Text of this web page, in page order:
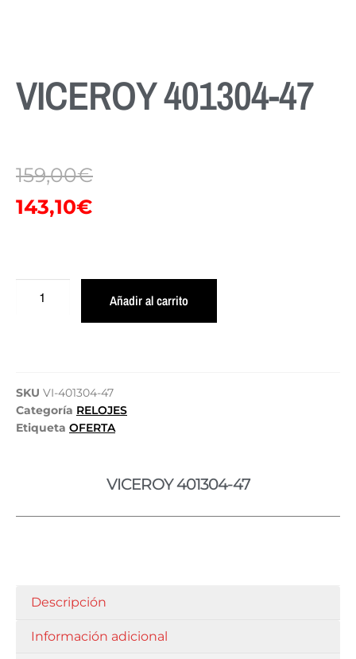
VICEROY 401304-47
159,00€
143,10€
Añadir al carrito
SKU VI-401304-47
Categoría RELOJES
Etiqueta OFERTA
VICEROY 401304-47
Descripción
Información adicional